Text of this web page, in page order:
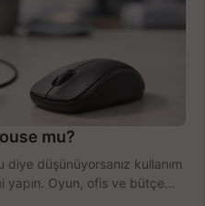
mu?
düşünüyorsanız kullanım
yapın. Oyun, ofis ve bütçe